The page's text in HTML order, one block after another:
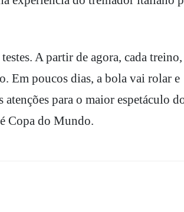
A partir de agora, cada treino,
Em poucos dias, a bola vai rolar e
para o maior espetáculo
Copa do Mundo.